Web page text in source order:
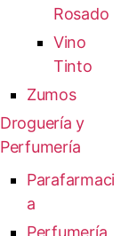
Rosado
Vino
Tinto
Zumos
Droguería y
Perfumería
Parafarmaci
a
Perfumería